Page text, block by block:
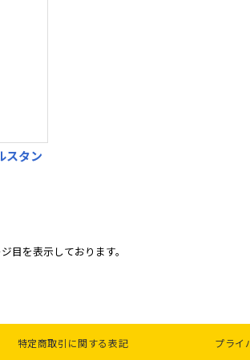
スタン
目を表示しております。
特定商取引に関する表記 プライ